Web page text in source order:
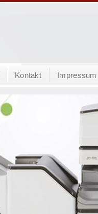
Kontakt Impressum